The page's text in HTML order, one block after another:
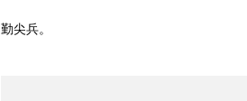
勤尖兵。